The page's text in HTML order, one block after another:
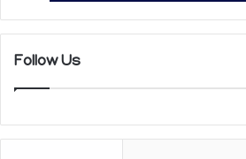
Follow Us